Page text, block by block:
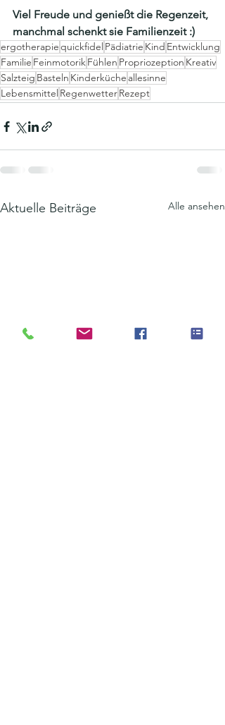
Viel Freude und genießt die Regenzeit,
manchmal schenkt sie Familienzeit :)
ergotherapiequickfidel Pädiatrie Kind Entwicklung
Familie FeinmotorikFühlen Propriozeption Kreativ
Salzteig Basteln Kinderküche allesinne
Lebensmittel RegenwetterRezept
Aktuelle Beiträge Alle ansehen